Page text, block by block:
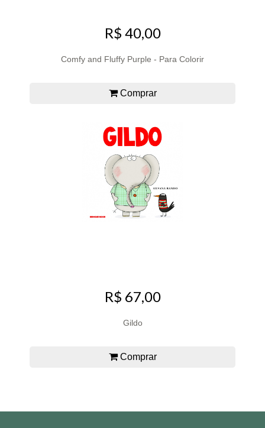
R$ 40,00
Comfy and Fluffy Purple - Para Colorir
Comprar
R$ 67,00
Gildo
Comprar